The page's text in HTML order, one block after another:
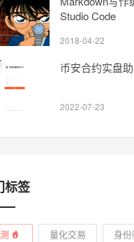
Studio Code
2018-04-22
币安合约实盘
2022-07-23
标签
量化交易
身